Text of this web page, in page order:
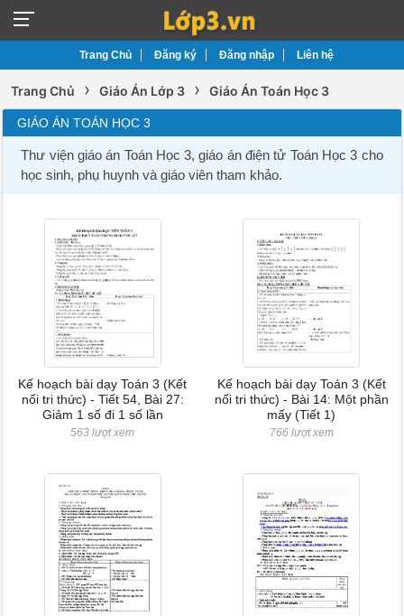
Trang Chủ Đăng ký Đăng nhập Liên hệ
Trang Chủ › Giáo Án Lớp 3 › Giáo Án Toán Học 3
GIÁO ÁN TOÁN HỌC 3
Thư viện giáo án Toán Học 3, giáo án điện tử Toán Học 3 cho
học sinh, phụ huynh và giáo viên tham khảo.
Kế hoạch bài dạy Toán 3 (Kết
nối tri thức) - Tiết 54, Bài 27:
Giảm 1 số đi 1 số lần
563 lượt xem
Kế hoạch bài dạy Toán 3 (Kết
nối tri thức) - Bài 14: Một phần
mấy (Tiết 1)
766 lượt xem